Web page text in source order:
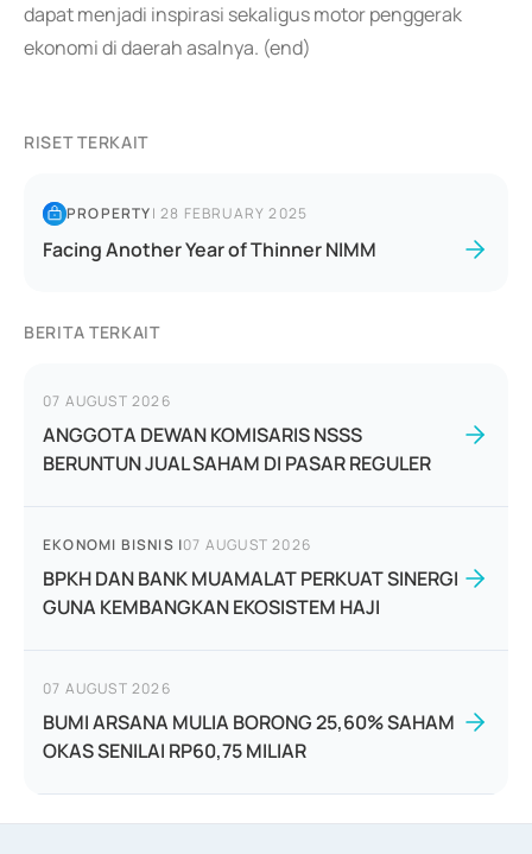
dapat menjadi inspirasi sekaligus motor penggerak
ekonomi di daerah asalnya. (end)
RISET TERKAIT
PROPERTY|28 FEBRUARY 2025
Facing Another Year of Thinner NIMM
BERITA TERKAIT
07 AUGUST 2026
ANGGOTA DEWAN KOMISARIS NSSS
BERUNTUN JUAL SAHAM DI PASAR REGULER
EKONOMI BISNIS |07 AUGUST 2026
BPKH DAN BANK MUAMALAT PERKUAT SINERGI
GUNA KEMBANGKAN EKOSISTEM HAJI
07 AUGUST 2026
BUMI ARSANA MULIA BORONG 25,60% SAHAM
OKAS SENILAI RP60,75 MILIAR